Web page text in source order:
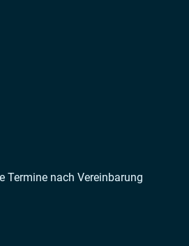
Termine nach Vereinbarung